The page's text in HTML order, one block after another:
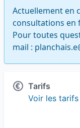
Actuellement en
consultations en
Pour toutes
mail :
Tarifs
Voir les tarifs